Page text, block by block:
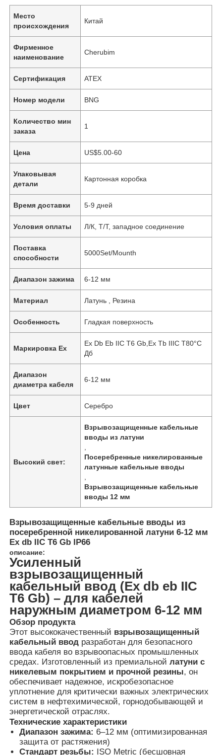
Главная страница
Продукция
О Компании
Место
происхождения
Китай
Фирменное
наименование
Cherubim
Сертификация ATEX
Номер модели BNG
Количество мин
заказа
1
Цена US$5.00-60
Упаковывая
детали
Картонная коробка
Время доставки 5-9 дней
Условия оплаты Л/К, Т/Т, западное соединение
Поставка
способности
5000Set/Mounth
Диапазон зажима 6-12 мм
Материал Латунь , Резина
Особенность Гладкая поверхность
Маркировка Ex
Ex Db Eb IIC T6 Gb,Ex Tb IIIC T80°C
Дб
Диапазон
диаметра кабеля
6-12 мм
Цвет Серебро
Высокий свет:
Взрывозащищенные кабельные
вводы из латуни
Посеребренные никелированные
латунные кабельные вводы
Взрывозащищенные кабельные
вводы 12 мм
Взрывозащищенные кабельные вводы из
посеребренной никелированной латуни 6-12 мм
Ex db IIC T6 Gb IP66
описание:
Усиленный
взрывозащищенный
кабельный ввод (Ex db eb IIC
T6 Gb) – для кабелей
наружным диаметром 6-12 мм
Обзор продукта
Этот высококачественный взрывозащищенный
кабельный ввод разработан для безопасного
ввода кабеля во взрывоопасных промышленных
средах. Изготовленный из премиальнойлатуни с
никелевым покрытием и прочной резины, он
обеспечивает надежное, искробезопасное
уплотнение для критически важных электрических
систем в нефтехимической, горнодобывающей и
энергетической отраслях.
Технические характеристики
Диапазон зажима: 6–12 мм (оптимизированная
защита от растяжения)
Стандарт резьбы: ISO Metric (бесшовная